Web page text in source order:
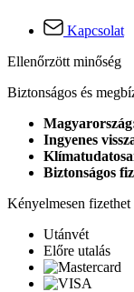
Kapcsolat
Ellenőrzött minőség
Biztonságos és
Ingyenes
Biztonságos
Kényelmesen fizethet
Utánvét
Előre utalás